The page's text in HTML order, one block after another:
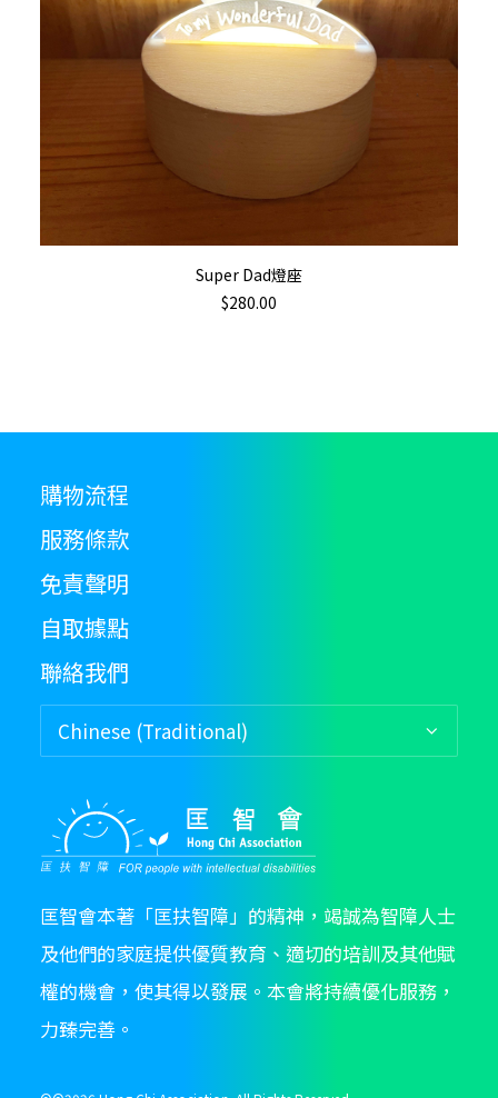
ADD TO CART
Super Dad燈座
$280.00
購物流程
服務條款
免責聲明
自取據點
聯絡我們
匡智會本著「匡扶智障」的精神，竭誠為智障人士
及他們的家庭提供優質教育、適切的培訓及其他賦
權的機會，使其得以發展。本會將持續優化服務，
力臻完善。